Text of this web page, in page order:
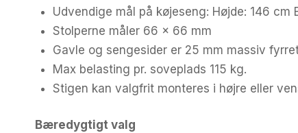
Udvendige mål på køjeseng: Højde: 146
Stolperne måler 66 x 66 mm
Gavle og sengesider er 25 mm massiv
Max belasting pr. soveplads 115 kg.
Stigen kan valgfrit monteres i højre eller
Bæredygtigt valg